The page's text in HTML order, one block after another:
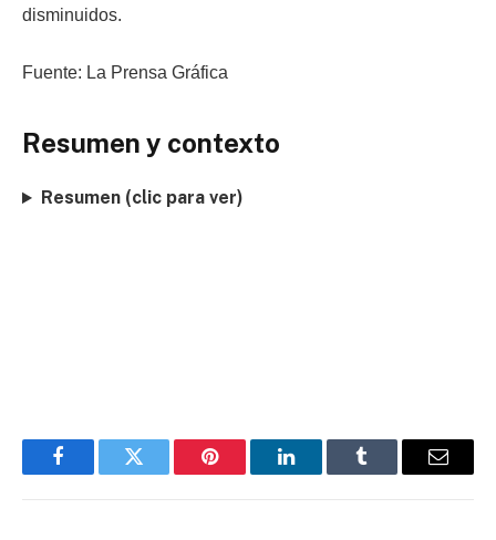
disminuidos.
Fuente: La Prensa Gráfica
Resumen y contexto
Resumen (clic para ver)
FacebookTwitter Pinterest LinkedInTumblr Email